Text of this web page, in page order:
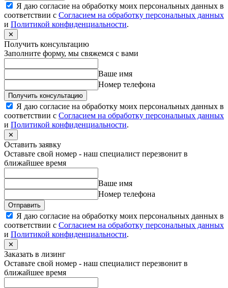
Я даю согласие на обработку моих персональных данных в
соответствии с Согласием на обработку персональных данных
и Политикой конфиденциальности.
✕
Получить консультацию
Заполните форму, мы свяжемся с вами
Ваше имя
Номер телефона
Получить консультацию
Я даю согласие на обработку моих персональных данных в
соответствии с Согласием на обработку персональных данных
и Политикой конфиденциальности.
✕
Оставить заявку
Оставьте свой номер - наш специалист перезвонит в
ближайшее время
Ваше имя
Номер телефона
Отправить
Я даю согласие на обработку моих персональных данных в
соответствии с Согласием на обработку персональных данных
и Политикой конфиденциальности.
✕
Заказать в лизинг
Оставьте свой номер - наш специалист перезвонит в
ближайшее время